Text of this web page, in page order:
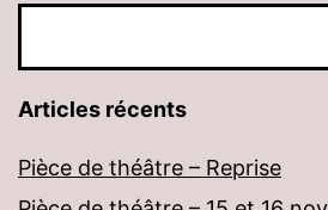
Articles récents
Pièce de théâtre – Reprise